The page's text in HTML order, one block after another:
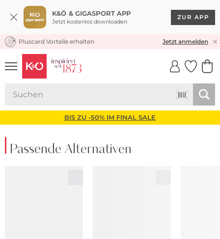
K&Ö & GIGASPORT APP
Jetzt kostenlos downloaden
ZUR APP
KOSTENLOSER VERSAND* & RÜCKVERSAND
Pluscard Vorteile erhalten Jetzt anmelden
UNSERE APP
CLICK &
BIS ZU -50% IM FINAL SALE
Passende Alternativen